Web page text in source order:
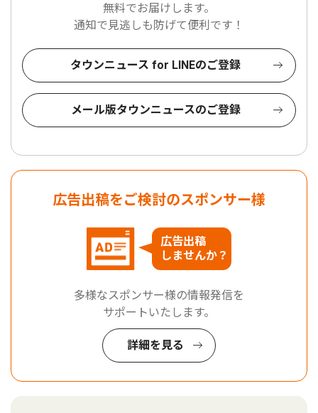
無料でお届けします。
通知で見逃しも防げて便利です！
タウンニュース for LINEのご登録
メール版タウンニュースのご登録
広告出稿をご検討のスポンサー様
広告出稿
しませんか？
多様なスポンサー様の情報発信を
サポートいたします。
詳細を見る